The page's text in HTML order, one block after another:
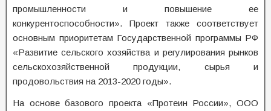
промышленности и повышение ее
конкурентоспособности». Проект также соответствует
основным приоритетам Государственной программы РФ
«Развитие сельского хозяйства и регулирования рынков
сельскохозяйственной продукции, сырья и
продовольствия на 2013-2020 годы».
На основе базового проекта «Протеин России», ООО